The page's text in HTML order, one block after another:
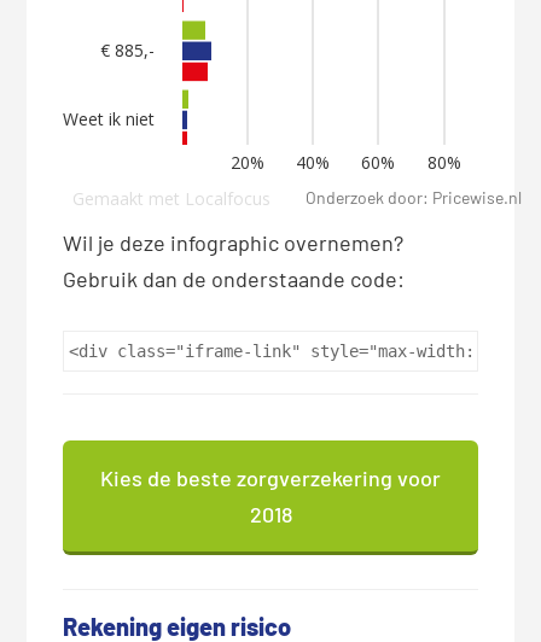
Onderzoek door: Pricewise.nl
Wil je deze infographic overnemen?
Gebruik dan de onderstaande code:
<div class="iframe-link" style="max-width:
Kies de beste zorgverzekering voor
2018
Rekening eigen risico